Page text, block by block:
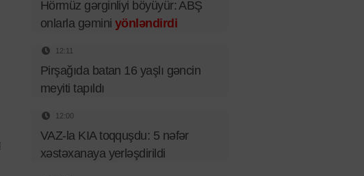
Hörmüz gərginliyi böyüyür: ABŞ
onlarla gəmini yönləndirdi
12:11
Pirşağıda batan 16 yaşlı gəncin
meyiti tapıldı
12:00
VAZ-la KIA toqquşdu: 5 nəfər
xəstəxanaya yerləşdirildi